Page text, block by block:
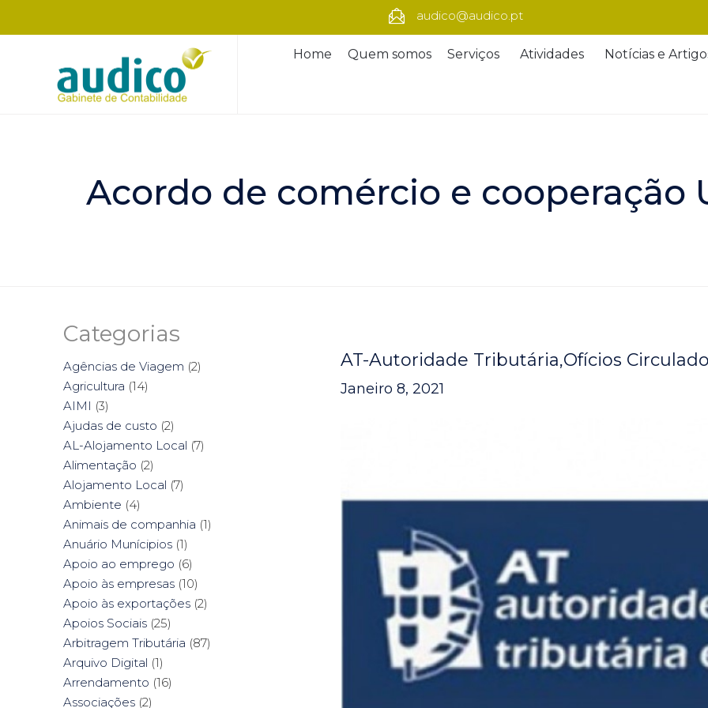
audico@audico.pt
Home Quem somos Serviços Atividades Notícias e
Acordo de comércio e cooperação
AT-Autoridade Tributária Ofícios
Janeiro 8, 2021
Categorias
Agências de Viagem (2)
Agricultura (14)
AIMI (3)
Ajudas de custo (2)
AL-Alojamento Local (7)
Alimentação (2)
Alojamento Local (7)
Ambiente (4)
Animais de companhia (1)
Anuário Munícipios (1)
Apoio ao emprego (6)
Apoio às empresas (10)
Apoio às exportações (2)
Apoios Sociais (25)
Arbitragem Tributária (87)
Arquivo Digital (1)
Arrendamento (16)
Associações (2)